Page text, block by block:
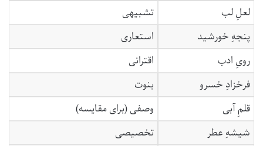
لعلِ لب
تشبیهی
پنجهِ خورشید
استعاری
رویِ ادب
اقترانی
فرخزادِ خسرو
بنوت
قلمِ آبی
وصفی (برای مقایسه)
شیشهِ عطر
تخصیصی